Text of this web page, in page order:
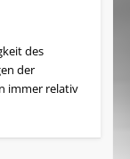
des
der
immer relativ